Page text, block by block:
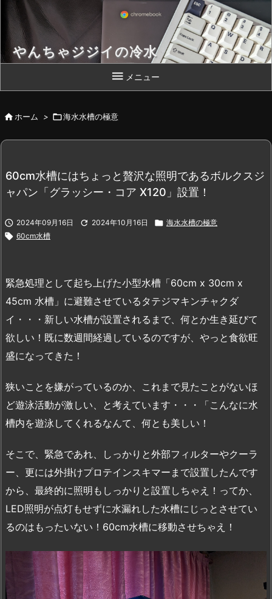
やんちゃジジイの冷水
Chromebook 片手によいしょっと！
 メニュー
ホーム > 海水水槽の極意
60cm水槽にはちょっと贅沢な照明であるボルクスジ
ャパン「グラッシー・コア X120」設置！
 2024年09月16日  2024年10月16日  海水水槽の極意
 60cm水槽
緊急処理として起ち上げた小型水槽「60cm x 30cm x
45cm 水槽」に避難させているタテジマキンチャクダ
イ・・・新しい水槽が設置されるまで、何とか生き延びて
欲しい！既に数週間経過しているのですが、やっと食欲旺
盛になってきた！
狭いことを嫌がっているのか、これまで見たことがないほ
ど遊泳活動が激しい、と考えています・・・「こんなに水
槽内を遊泳してくれるなんて、何とも美しい！
そこで、緊急であれ、しっかりと外部フィルターやクーラ
ー、更には外掛けプロテインスキマーまで設置したんです
から、最終的に照明もしっかりと設置しちゃえ！ってか、
LED照明が点灯もせずに水漏れした水槽にじっとさせてい
るのはもったいない！60cm水槽に移動させちゃえ！